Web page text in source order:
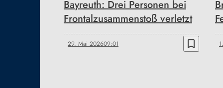
Bayreuth: Drei Personen bei
Frontalzusammenstoß verletzt
29. Mai 202609:01 bookmark_border